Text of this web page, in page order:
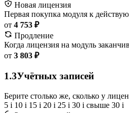
Новая лицензия
Первая покупка модуля к
от 4 753 ₽
Продление
Когда лицензия на модуль
от 3 803 ₽
1.3Учётных записей
Берите столько же, сколько у
5 i 10 i 15 i 20 i 25 i 30 i свыше 30 i